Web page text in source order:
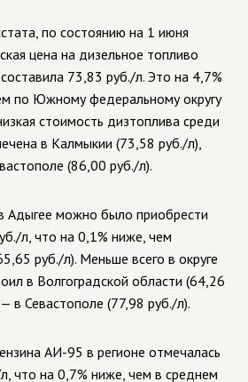
по состоянию на 1 июня
цена на дизельное топливо
73,83 руб./л. Это на 4,7%
по Южному федеральному округу
стоимость дизтоплива среди
в Калмыкии (73,58 руб./л),
(86,00 руб./л).
Адыгее можно было приобрести
л, что на 0,1% ниже, чем
руб./л). Меньше всего в округе
в Волгоградской области (64,26
в Севастополе (77,98 руб./л).
АИ-95 в регионе отмечалась
что на 0,7% ниже, чем в среднем